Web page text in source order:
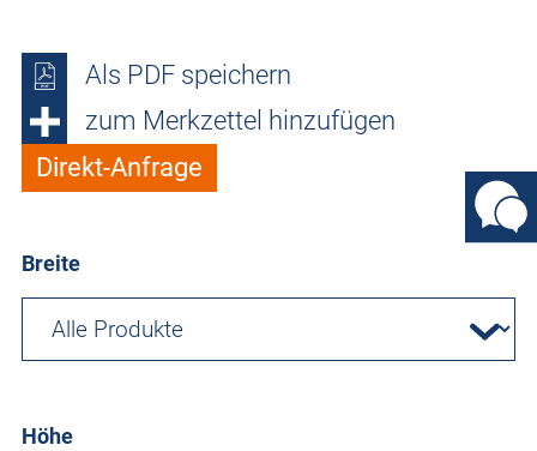
Als PDF speichern
zum Merkzettel hinzufügen
Direkt-Anfrage
Breite
Höhe